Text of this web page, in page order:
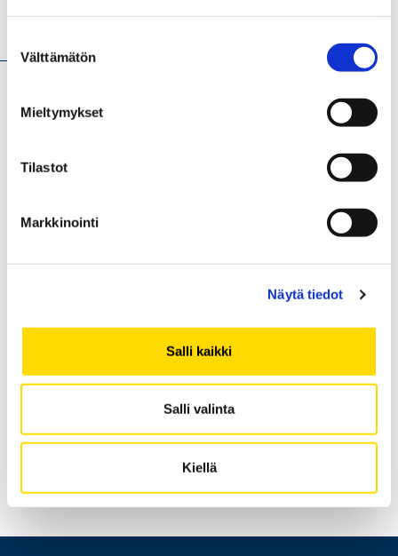
valinta
Välttämätön
Mieltymykset
Tilastot
Markkinointi
Näytä tiedot
Salli kaikki
Salli valinta
Kiellä
tiedejulkaisun päätoimittajuus